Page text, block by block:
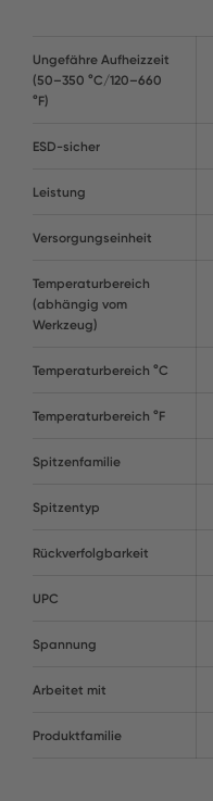
Ungefähre Aufheizzeit
(50–350 °C/120–660
°F)
ESD-sicher
Leistung
Versorgungseinheit
Temperaturbereich
(abhängig vom
Werkzeug)
Temperaturbereich °C
Temperaturbereich °F
Spitzenfamilie
Spitzentyp
Rückverfolgbarkeit
UPC
Spannung
Arbeitet mit
Produktfamilie